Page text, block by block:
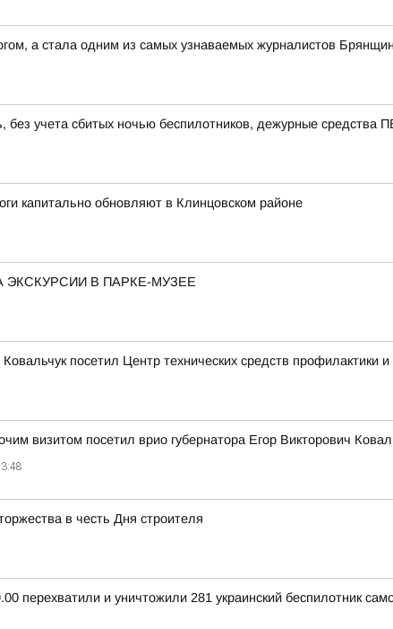
а стала одним из самых узнаваемых журналистов
без учета сбитых ночью беспилотников, дежурные средства
капитально обновляют в Клинцовском районе
В ПАРКЕ-МУЗЕЕ
Ковальчук посетил Центр технических средств профилактики
визитом посетил врио губернатора Егор Викторович
в честь Дня строителя
перехватили и уничтожили 281 украинский беспилотник